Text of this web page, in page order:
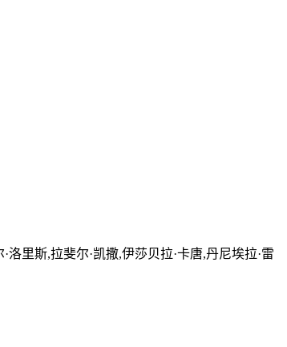
里斯,拉斐尔·凯撒,伊莎贝拉·卡唐,丹尼埃拉·雷